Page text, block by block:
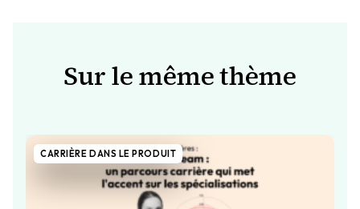
Sur le même thème
CARRIÈRE DANS LE PRODUIT